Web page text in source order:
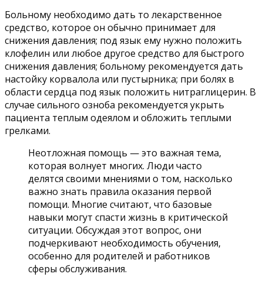
Больному необходимо дать то лекарственное
средство, которое он обычно принимает для
снижения давления; под язык ему нужно положить
клофелин или любое другое средство для быстрого
снижения давления; больному рекомендуется дать
настойку корвалола или пустырника; при болях в
области сердца под язык положить нитраглицерин. В
случае сильного озноба рекомендуется укрыть
пациента теплым одеялом и обложить теплыми
грелками.
Неотложная помощь — это важная тема,
которая волнует многих. Люди часто
делятся своими мнениями о том, насколько
важно знать правила оказания первой
помощи. Многие считают, что базовые
навыки могут спасти жизнь в критической
ситуации. Обсуждая этот вопрос, они
подчеркивают необходимость обучения,
особенно для родителей и работников
сферы обслуживания.